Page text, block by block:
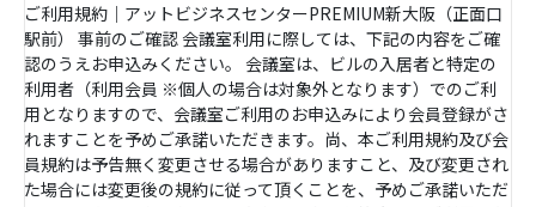
ご利用規約｜アットビジネスセンターPREMIUM新大阪（正面口
駅前） 事前のご確認 会議室利用に際しては、下記の内容をご確
認のうえお申込みください。 会議室は、ビルの入居者と特定の
利用者（利用会員 ※個人の場合は対象外となります）でのご利
用となりますので、会議室ご利用のお申込みにより会員登録がさ
れますことを予めご承諾いただきます。尚、本ご利用規約及び会
員規約は予告無く変更させる場合がありますこと、及び変更され
た場合には変更後の規約に従って頂くことを、予めご承諾いただ